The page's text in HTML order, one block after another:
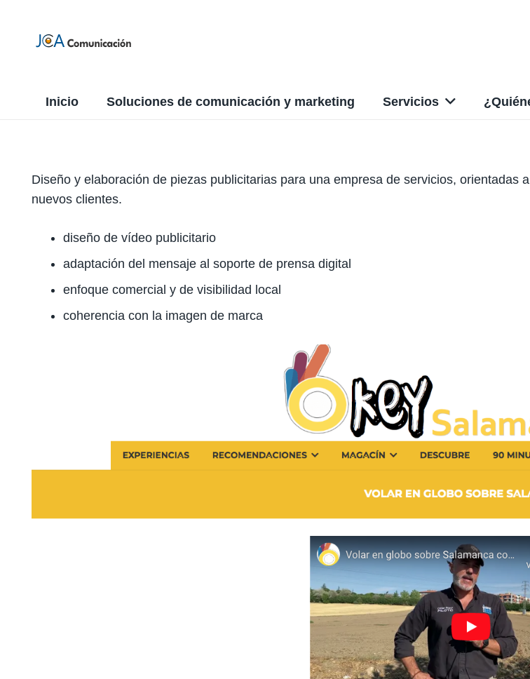
Inicio Soluciones de comunicación y marketing Servicios
Diseño y elaboración de piezas publicitarias para una empresa de servicios,
nuevos clientes.
diseño de vídeo publicitario
adaptación del mensaje al soporte de prensa digital
enfoque comercial y de visibilidad local
coherencia con la imagen de marca